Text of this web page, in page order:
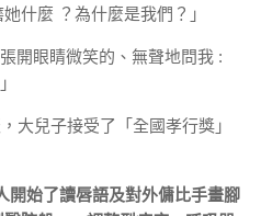
什麼 ？為什麼是我們？」
開眼睛微笑的、無聲地問我 :
大兒子接受了「全國孝行獎」
開始了讀唇語及對外傭比手畫腳